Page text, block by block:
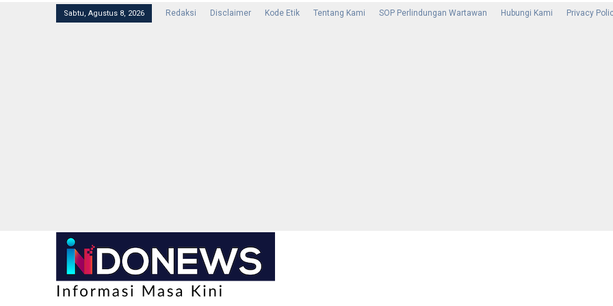
Sabtu, Agustus 8, 2026 Redaksi Disclaimer Kode Etik Tentang Kami SOP Perlindungan Wartawan Hubungi Kami Privacy